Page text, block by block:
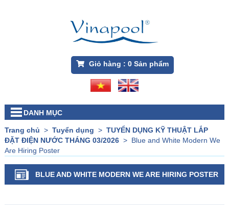
Giỏ hàng : 0Sản phẩm
DANH MỤC
Trang chủ > Tuyển dụng > TUYỂN DỤNG KỸ THUẬT LẮP
ĐẶT ĐIỆN NƯỚC THÁNG 03/2026> Blue and White Modern We
Are Hiring Poster
BLUE AND WHITE MODERN WE ARE HIRING POSTER